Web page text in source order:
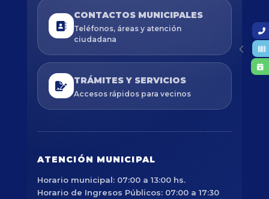
CONTACTOS MUNICIPALES
Teléfonos, áreas y atención
ciudadana
TRÁMITES Y SERVICIOS
Accesos rápidos para vecinos
ATENCIÓN MUNICIPAL
Horario municipal: 07:00 a 13:00 hs.
Horario de Ingresos Públicos: 07:00 a 17:30